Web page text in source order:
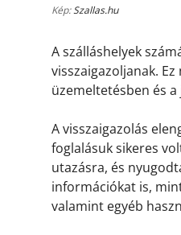
Kép:Szallas.hu
A szálláshelyek
visszaigazoljanak.
üzemeltetésben és
A visszaigazolás
foglalásuk sikeres
utazásra, és
információkat is,
valamint egyéb